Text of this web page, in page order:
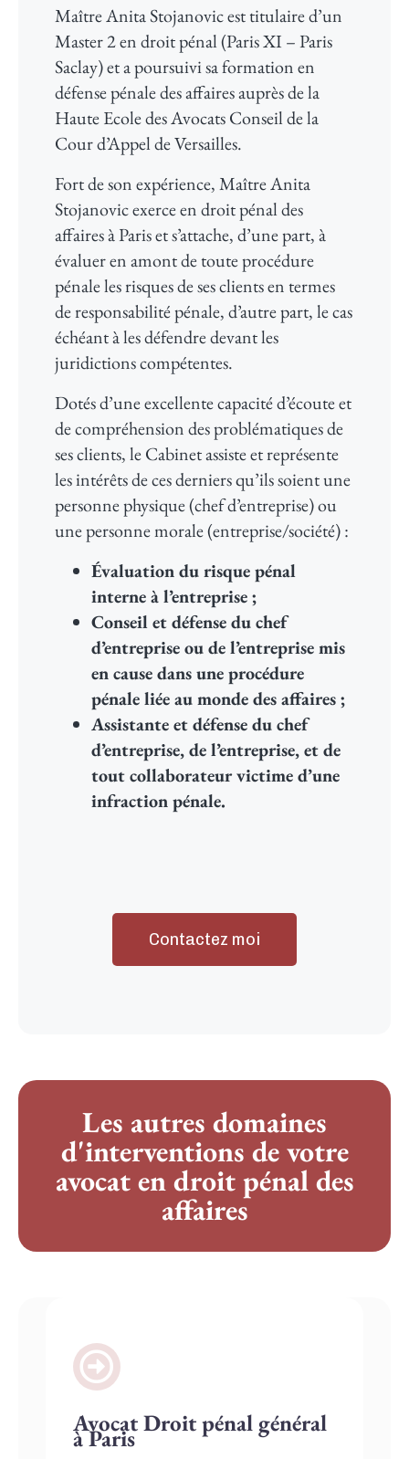
Maître Anita Stojanovic est titulaire d’un
Master 2 en droit pénal (Paris XI – Paris
Saclay) et a poursuivi sa formation en
défense pénale des affaires auprès de la
Haute Ecole des Avocats Conseil de la
Cour d’Appel de Versailles.
Fort de son expérience, Maître Anita
Stojanovic exerce en droit pénal des
affaires à Paris et s’attache, d’une part, à
évaluer en amont de toute procédure
pénale les risques de ses clients en termes
de responsabilité pénale, d’autre part, le cas
échéant à les défendre devant les
juridictions compétentes.
Dotés d’une excellente capacité d’écoute et
de compréhension des problématiques de
ses clients, le Cabinet assiste et représente
les intérêts de ces derniers qu’ils soient une
personne physique (chef d’entreprise) ou
une personne morale (entreprise/société) :
Évaluation du risque pénal
interne à l’entreprise ;
Conseil et défense du chef
d’entreprise ou de l’entreprise mis
en cause dans une procédure
pénale liée au monde des affaires ;
Assistante et défense du chef
d’entreprise, de l’entreprise, et de
tout collaborateur victime d’une
infraction pénale.
Contactez moi
Les autres domaines
d'interventions de votre
avocat en droit pénal des
affaires
Avocat Droit pénal général
à Paris